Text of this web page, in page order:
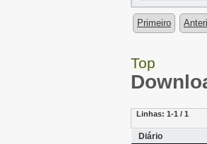
Primeiro
Top
Linhas: 1-1 / 1
Diário